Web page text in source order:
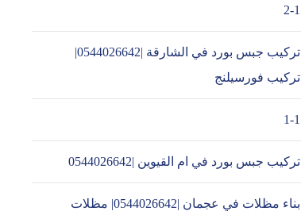
2-1
تركيب جبس بورد في الشارقة |0544026642|
تركيب فورسيلنج
1-1
تركيب جبس بورد في ام القيوين |0544026642
بناء مظلات في عجمان |0544026642| مظلات